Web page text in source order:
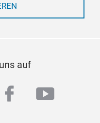
auf
facebook